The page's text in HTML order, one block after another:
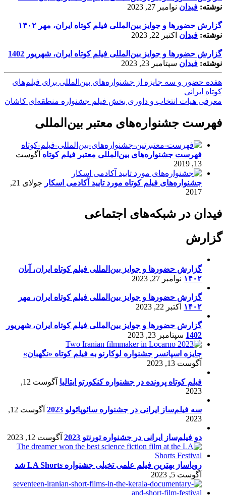
نوشته: فیدان نوامبر 27, 2023
گزارش حضورها و جوایز بین‌المللی فیلم کوتاه ایران، مهر ۱۴۰۲
نوشته: فیدان اکتبر 22, 2023
گزارش حضورها و جوایز بین‌المللی فیلم کوتاه ایران، شهریور 1402
نوشته: فیدان سپتامبر 23, 2023
هفده حضور و سه جایزه از جشنواره‌های بین‌المللی برای فیلم‌های
کوتاه ایرانی
معرفی هیات انتخاب و داوری بخش فیلم جشنواره منطقه‌ای کاشان
فهرست جشنواره‌های معتبر بین‌المللی
فهرست جشنواره‌های بین‌المللی معتبر فیلم کوتاه آگوست
13, 2019
جشنواره‌های فیلم کوتاه مورد تایید آکادمی اسکار
جولای 21,
2017
فیدان در شبکه‌های اجتماعی
گزارش
گزارش حضورها و جوایز بین‌المللی فیلم کوتاه ایران، آبان
۱۴۰۲ نوامبر 27, 2023
گزارش حضورها و جوایز بین‌المللی فیلم کوتاه ایران، مهر
۱۴۰۲ اکتبر 22, 2023
گزارش حضورها و جوایز بین‌المللی فیلم کوتاه ایران، شهریور
1402 سپتامبر 23, 2023
جایزه اسپانسر جشنواره لوکارنو به فیلم کوتاه «نگهبان»
آگوست 13, 2023
فیلم کوتاه پرونده در جشنواره کنکورتو ایتالیا
آگوست 12,
2023
سه فیلم‌ساز ایرانی در جشنواره سائوپائولو 2023
آگوست 12,
2023
دو فیلم‌ساز ایرانی در جشنواره تورنتو 2023 آگوست 12, 2023
رویاساز بهترین فیلم علمی تخیلی جشنواره LA Shorts شد
آگوست 5, 2023